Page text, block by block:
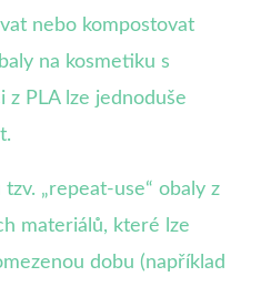
nebo kompostovat
na kosmetiku s
z PLA lze jednoduše
„repeat-use“ obaly z
materiálů, které lze
dobu (například